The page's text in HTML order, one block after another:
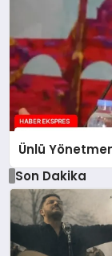
Ünlü
Son Dakika